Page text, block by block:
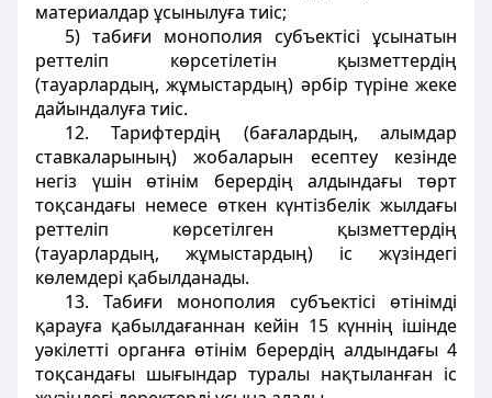
материалдар ұсынылуға тиiс;
5) табиғи монополия субъектiсi ұсынатын
реттеліп көрсетілетін қызметтердiң
(тауарлардың, жұмыстардың) әрбір түрiне жеке
дайындалуға тиiс.
12. Тарифтердiң (бағалардың, алымдар
ставкаларының) жобаларын есептеу кезiнде
негiз үшін өтiнiм берердiң алдындағы төрт
тоқсандағы немесе өткен күнтізбелік жылдағы
реттелiп көрсетiлген қызметтердің
(тауарлардың, жұмыстардың) іс жүзіндегі
көлемдерi қабылданады.
13. Табиғи монополия субъектiсi өтiнiмдi
қарауға қабылдағаннан кейiн 15 күннің iшiнде
уәкілетті органға өтiнім берердiң алдындағы 4
тоқсандағы шығындар туралы нақтыланған іс